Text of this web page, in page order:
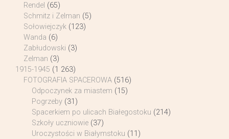
Rendel (65)
Schmitz i Zelman (5)
Sołowiejczyk (123)
Wanda (6)
Zabłudowski (3)
Zelman (3)
1915-1945 (1 263)
FOTOGRAFIA SPACEROWA (516)
Odpoczynek za miastem (15)
Pogrzeby (31)
Spacerkiem po ulicach Białegostoku (214)
Szkoły uczniowie (37)
Uroczystości w Białymstoku (11)